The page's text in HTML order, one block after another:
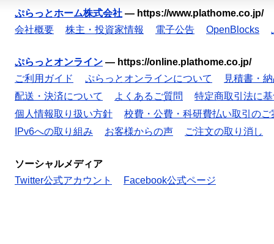
ぷらっとホーム株式会社 — https://www.plathome.co.jp/
会社概要
株主・投資家情報 電子公告 OpenBlocks
ぷらっとオンライン — https://online.plathome.co.jp/
ご利用ガイド
ぷらっとオンラインについて
見積書・
配送・決済について
よくあるご質問
特定商取引法に
個人情報取り扱い方針
校費・公費・科研費払い取引のご
IPv6への取り組み
お客様からの声 ご注文の取り消し
ソーシャルメディア
Twitter公式アカウント
Facebook公式ページ